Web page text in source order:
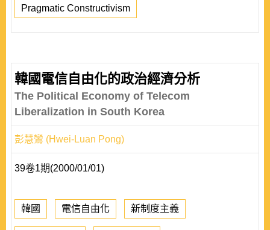
Pragmatic Constructivism
韓國電信自由化的政治經濟分析
The Political Economy of Telecom
Liberalization in South Korea
彭慧鸞 (Hwei-Luan Pong)
39卷1期(2000/01/01)
韓國 電信自由化 新制度主義